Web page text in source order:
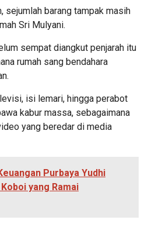
sejumlah barang tampak masih
Sri Mulyani.
sempat diangkut penjarah itu
rumah sang bendahara
isi lemari, hingga perabot
kabur massa, sebagaimana
yang beredar di media
Purbaya Yudhi
yang Ramai